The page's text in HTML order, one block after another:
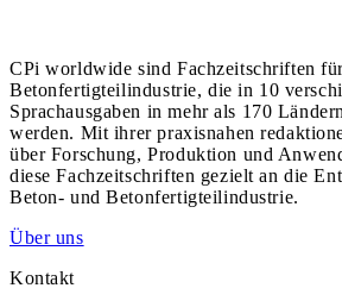
CPi worldwide sind Fachzeitschriften
Betonfertigteilindustrie, die in 10
Sprachausgaben in mehr als 170
werden. Mit ihrer praxisnahen
über Forschung, Produktion und
diese Fachzeitschriften gezielt an die
Beton- und Betonfertigteilindustrie.
Über uns
Kontakt